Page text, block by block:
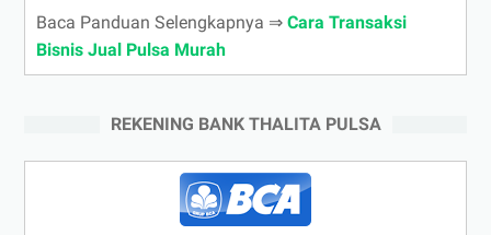
Baca Panduan Selengkapnya ⇒ Cara Transaksi
Bisnis Jual Pulsa Murah
REKENING BANK THALITA PULSA